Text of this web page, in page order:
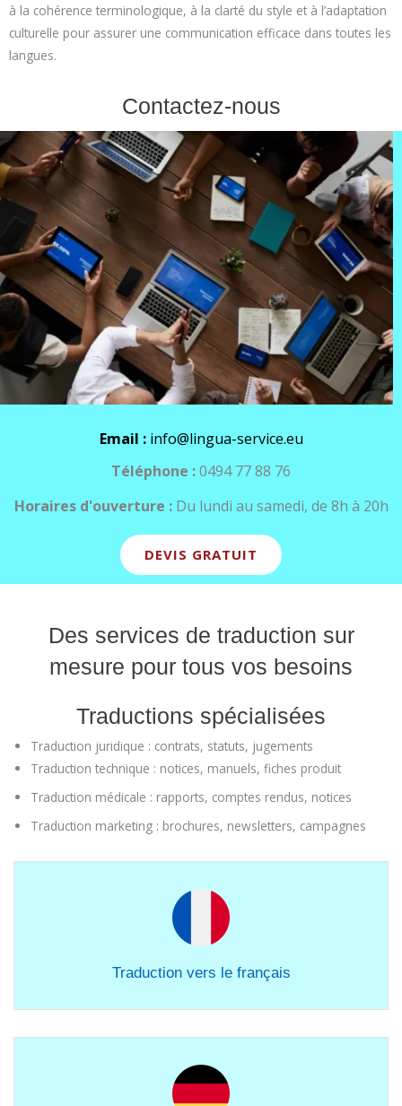
à la cohérence terminologique, à la clarté du style et à l’adaptation
culturelle pour assurer une communication efficace dans toutes les
langues.
Contactez-nous
Email : info@lingua-service.eu
Téléphone :0494 77 88 76
Horaires d'ouverture : Du lundi au samedi, de 8h à 20h
DEVIS GRATUIT
Des services de traduction sur
mesure pour tous vos besoins
Traductions spécialisées
Traduction juridique : contrats, statuts, jugements
Traduction technique : notices, manuels, fiches produit
Traduction médicale : rapports, comptes rendus, notices
Traduction marketing : brochures, newsletters, campagnes
Traduction vers le français